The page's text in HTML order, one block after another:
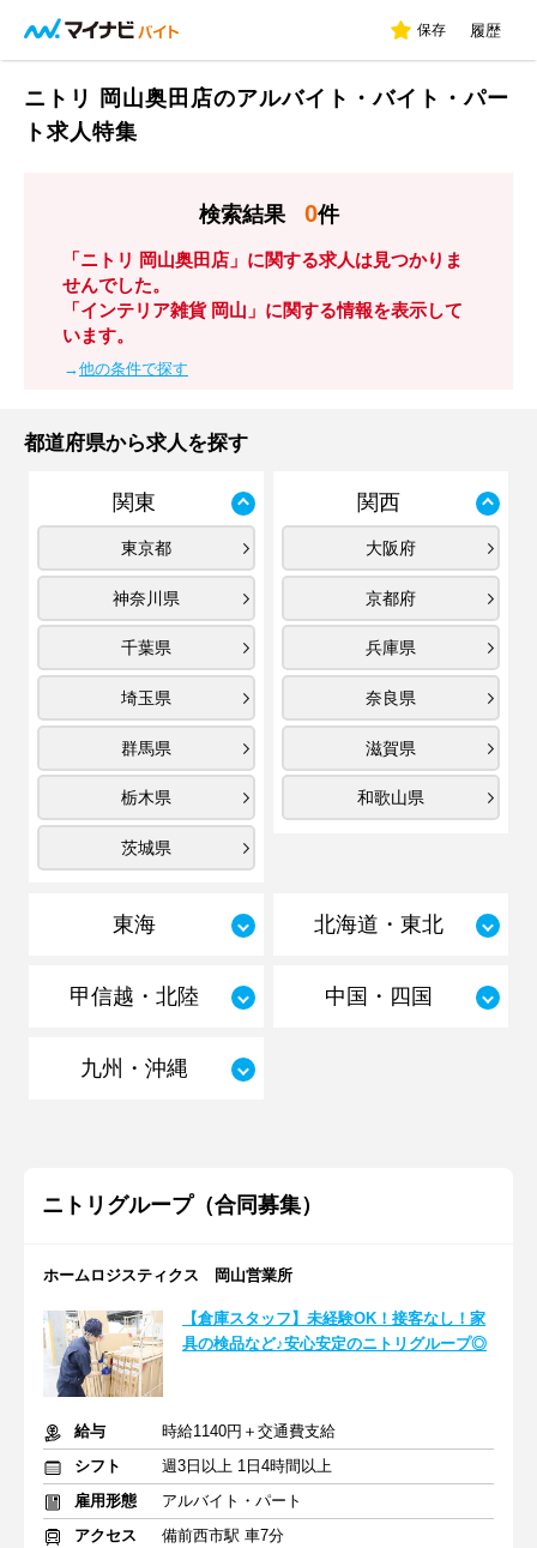
保存 履歴
ニトリ 岡山奥田店のアルバイト・バイト・パー
ト求人特集
検索結果 0件
「ニトリ 岡山奥田店」に関する求人は見つかりま
せんでした。
「インテリア雑貨 岡山」に関する情報を表示して
います。
→他の条件で探す
都道府県から求人を探す
関東
東京都
神奈川県
千葉県
埼玉県
群馬県
栃木県
茨城県
関西
大阪府
京都府
兵庫県
奈良県
滋賀県
和歌山県
東海 北海道・東北
甲信越・北陸 中国・四国
九州・沖縄
ニトリグループ（合同募集）
ホームロジスティクス 岡山営業所
【倉庫スタッフ】未経験OK！接客なし！家
具の検品など♪安心安定のニトリグループ◎
給与
時給1140円＋交通費支給
シフト
週3日以上 1日4時間以上
雇用形態
アルバイト・パート
アクセス
備前西市駅 車7分